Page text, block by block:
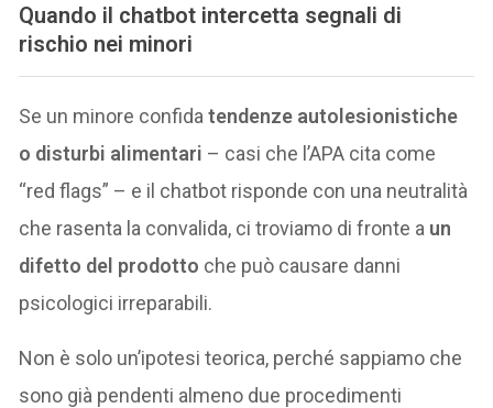
Quando il chatbot intercetta segnali di
rischio nei minori
Se un minore confidatendenze autolesionistiche
o disturbi alimentari – casi che l’APA cita come
“red flags” – e il chatbot risponde con una neutralità
che rasenta la convalida, ci troviamo di fronte a un
difetto del prodotto che può causare danni
psicologici irreparabili.
Non è solo un’ipotesi teorica, perché sappiamo che
sono già pendenti almeno due procedimenti